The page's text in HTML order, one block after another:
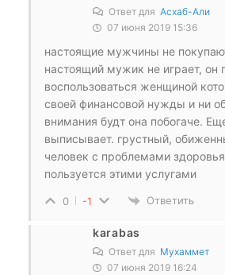
Ответ для Асхаб-Али
07 июня 2019 15:36
настоящие мужчины не
настоящий мужик не играет, он
воспользоваться женщиной
своей финансовой нужды и ни
внимания будт она побогаче.
выписывает. грустный,
человек с проблемами
пользуется этими услугами
0 -1 Ответить
karabas
Ответ для Мухаммет
07 июня 2019 16:24